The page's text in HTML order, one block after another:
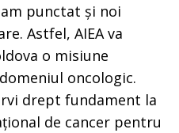
punctat și noi
Astfel, AIEA va
o misiune
oncologic.
drept fundament la
de cancer pentru